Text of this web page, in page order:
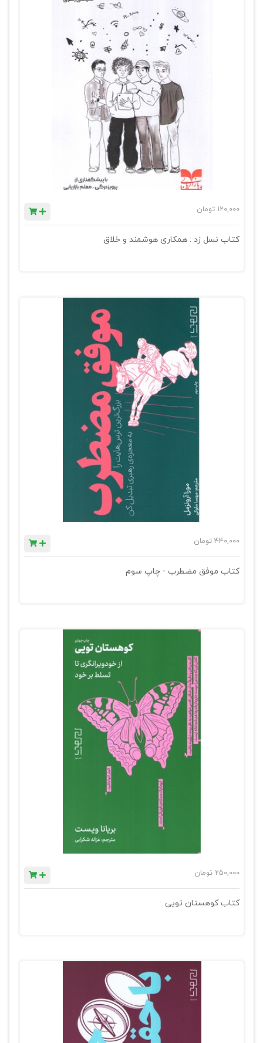
120,000 تومان
کتاب نسل زد : همکاری هوشمند و خلاق
440,000 تومان
کتاب موفق مضطرب - چاپ سوم
250,000 تومان
کتاب کوهستان تویی